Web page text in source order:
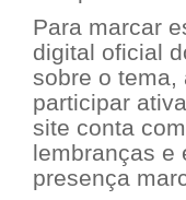
Para marcar
digital oficial
sobre o tema,
participar
site conta
lembranças e
presença